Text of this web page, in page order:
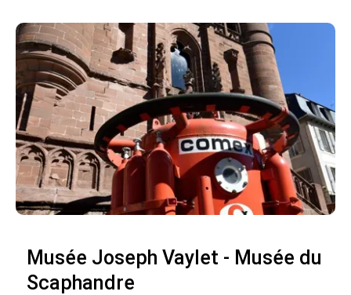
Musée Joseph Vaylet - Musée du
Scaphandre